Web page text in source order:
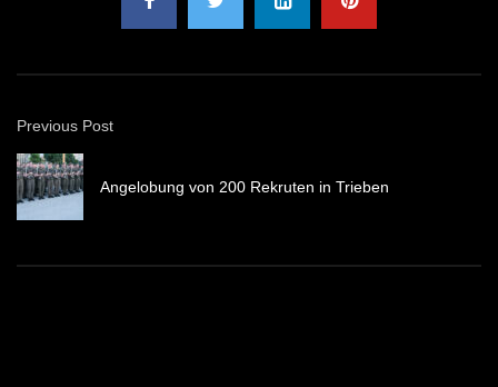
Previous Post
Angelobung von 200 Rekruten in Trieben